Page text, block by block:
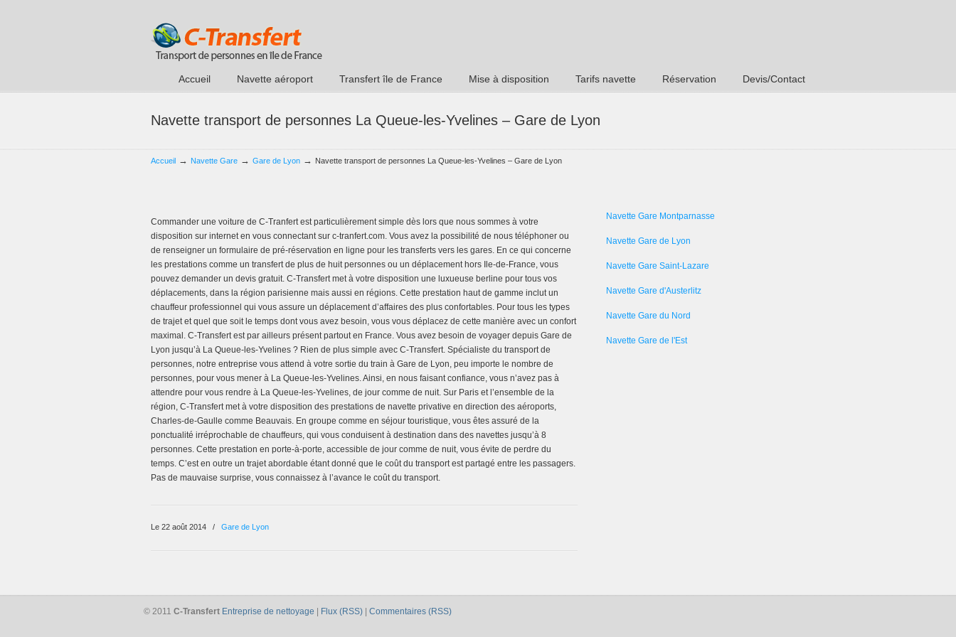
Accueil Navette aéroport Transfert île de France Mise à disposition Tarifs navette Réservation Devis/Contact
Navette transport de personnes La Queue-les-Yvelines – Gare de Lyon
Accueil → Navette Gare → Gare de Lyon → Navette transport de personnes La Queue-les-Yvelines – Gare de Lyon
Commander une voiture de C-Tranfert est particulièrement simple dès lors que nous sommes à votre
disposition sur internet en vous connectant sur c-tranfert.com. Vous avez la possibilité de nous téléphoner ou
de renseigner un formulaire de pré-réservation en ligne pour les transferts vers les gares. En ce qui concerne
les prestations comme un transfert de plus de huit personnes ou un déplacement hors Ile-de-France, vous
pouvez demander un devis gratuit. C-Transfert met à votre disposition une luxueuse berline pour tous vos
déplacements, dans la région parisienne mais aussi en régions. Cette prestation haut de gamme inclut un
chauffeur professionnel qui vous assure un déplacement d’affaires des plus confortables. Pour tous les types
de trajet et quel que soit le temps dont vous avez besoin, vous vous déplacez de cette manière avec un confort
maximal. C-Transfert est par ailleurs présent partout en France. Vous avez besoin de voyager depuis Gare de
Lyon jusqu’à La Queue-les-Yvelines ? Rien de plus simple avec C-Transfert. Spécialiste du transport de
personnes, notre entreprise vous attend à votre sortie du train à Gare de Lyon, peu importe le nombre de
personnes, pour vous mener à La Queue-les-Yvelines. Ainsi, en nous faisant confiance, vous n’avez pas à
attendre pour vous rendre à La Queue-les-Yvelines, de jour comme de nuit. Sur Paris et l’ensemble de la
région, C-Transfert met à votre disposition des prestations de navette privative en direction des aéroports,
Charles-de-Gaulle comme Beauvais. En groupe comme en séjour touristique, vous êtes assuré de la
ponctualité irréprochable de chauffeurs, qui vous conduisent à destination dans des navettes jusqu’à 8
personnes. Cette prestation en porte-à-porte, accessible de jour comme de nuit, vous évite de perdre du
temps. C’est en outre un trajet abordable étant donné que le coût du transport est partagé entre les passagers.
Pas de mauvaise surprise, vous connaissez à l’avance le coût du transport.
Le 22 août 2014 / Gare de Lyon
Navette Gare Montparnasse
Navette Gare de Lyon
Navette Gare Saint-Lazare
Navette Gare d'Austerlitz
Navette Gare du Nord
Navette Gare de l'Est
© 2011 C-Transfert Entreprise de nettoyage Flux (RSS) Commentaires (RSS)